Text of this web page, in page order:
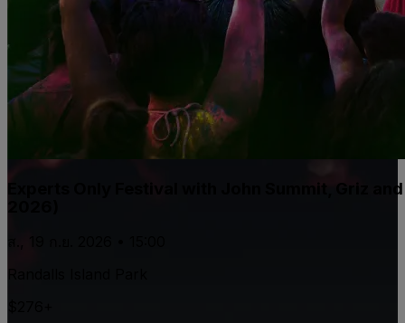
Experts Only Festival with John Summit, Griz